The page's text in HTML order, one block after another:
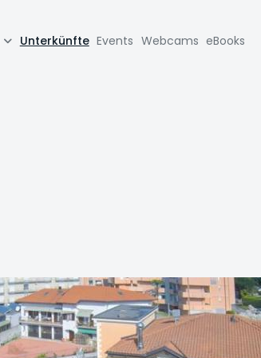
Unterkünfte Events Webcams eBooks